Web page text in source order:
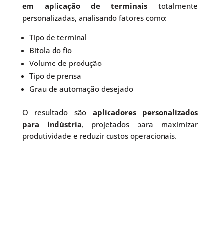
em aplicação de terminais totalmente
personalizadas, analisando fatores como:
Tipo de terminal
Bitola do fio
Volume de produção
Tipo de prensa
Grau de automação desejado
O resultado sãoaplicadores personalizados
para indústria, projetados para maximizar
produtividade e reduzir custos operacionais.